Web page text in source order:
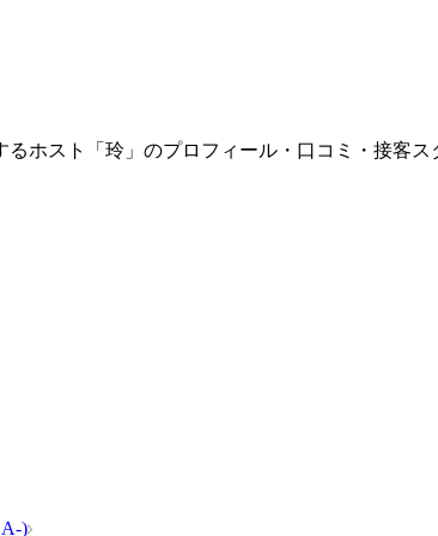
ホスト「玲」のプロフィール・口コミ・接客
)